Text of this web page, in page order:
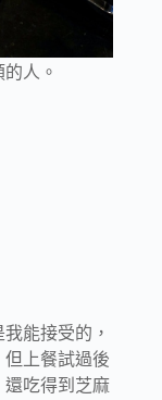
人。
能接受的，
上餐試過後
還吃得到芝麻